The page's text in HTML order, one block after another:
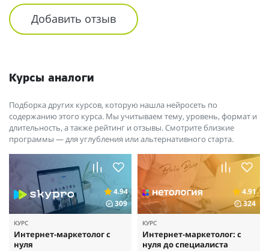
конкурентный анализ и нафига он вообще нужен))). А сколько
вкусностей таит в себе сегментация аудитории — подумать
страшно — и это все хочется побыстрее реализовать и
позволяющий выстроить небоскреб маркетинговых
работы, а ее много! Переформулировав фразу К. Маркса скажу
так: «В интернет-маркетинге нет широкой столбовой дороги, и
только тот может достигнуть её сияющих вершин, кто, не
страшась усталости, карабкается по её каменистым тропам.»
Всей команде Convert Monster удачи и процветания — Бог
даст, еще свидимся!)
Добавить отзыв
Курсы аналоги
Подборка других курсов, которую нашла нейросеть по
содержанию этого курса. Мы учитываем тему, уровень, формат и
длительность, а также рейтинг и отзывы. Смотрите близкие
программы — для углубления или альтернативного старта.
4.94
309
КУРС
Интернет-маркетолог с
нуля
4.91
324
КУРС
Интернет-маркетолог: с
нуля до специалиста